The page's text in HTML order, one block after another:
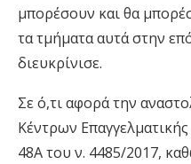
μπορέσουν και θα
τα τμήματα αυτά στην
διευκρίνισε.
Σε ό,τι αφορά την
Κέντρων
48Α του ν. 4485/2017,